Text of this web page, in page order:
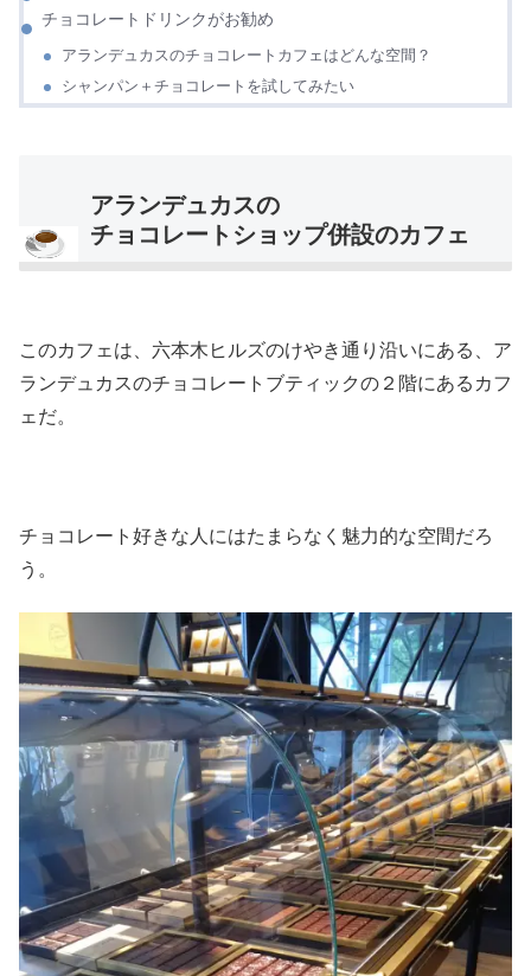
チョコレートドリンクがお勧め
アランデュカスのチョコレートカフェはどんな空間？
シャンパン＋チョコレートを試してみたい
アランデュカスの
チョコレートショップ併設のカフェ
このカフェは、六本木ヒルズのけやき通り沿いにある、ア
ランデュカスのチョコレートブティックの２階にあるカフ
ェだ。
チョコレート好きな人にはたまらなく魅力的な空間だろ
う。